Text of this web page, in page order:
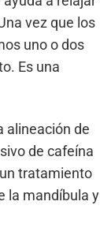
vez que los
uno o dos
Es una
alineación de
de cafeína
tratamiento
la mandíbula y